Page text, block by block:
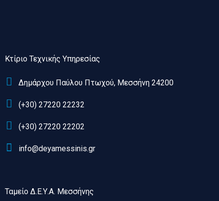
Κτίριο Τεχνικής Υπηρεσίας
Δημάρχου Παύλου Πτωχού, Μεσσήνη 24200
(+30) 27220 22232
(+30) 27220 22202
info@deyamessinis.gr
Ταμείο Δ.Ε.Υ.Α. Μεσσήνης